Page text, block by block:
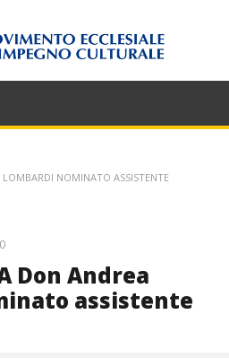
NOMINATO ASSISTENTE
Don Andrea
assistente